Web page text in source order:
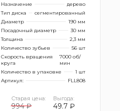
Назначение
дерево
Тип диска
сегментированный
Диаметр
190 мм
Посадочный диаметр
30 мм
Толщина
2,3 мм
Количество зубьев
56 шт
Скорость вращения
круга
7000 об/
мин
Количество в упаковке
1 шт
Артикул:
FLL808
Старая цена:
994 ₽
Выгода:
49.7 ₽